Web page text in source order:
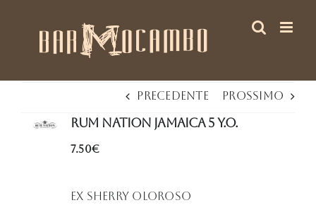
Precedente Prossimo
RUM NATION JAMAICA 5 y.o.
7.50€
Ex sherry oloroso